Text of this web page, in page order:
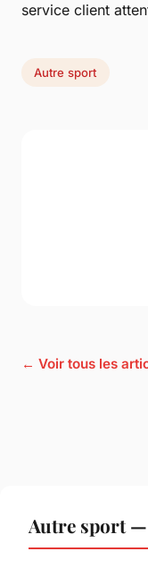
service client
Autre sport
← Voir tous les
Autre sport